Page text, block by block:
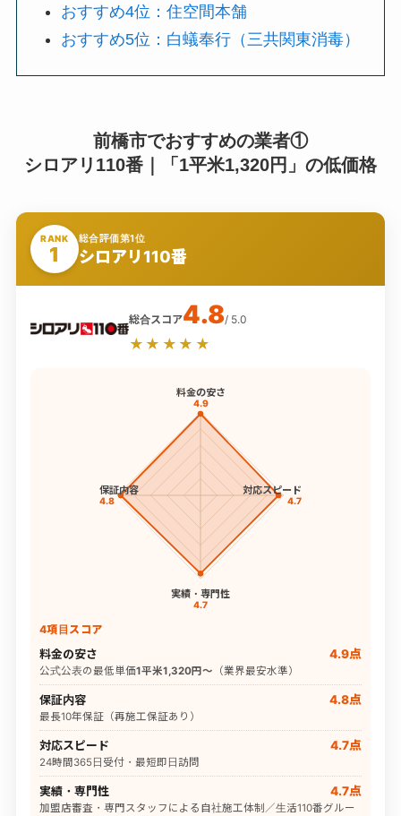
おすすめ4位：住空間本舗
おすすめ5位：白蟻奉行（三共関東消毒）
前橋市でおすすめの業者①
シロアリ110番｜「1平米1,320円」の低価格
RANK
1
総合評価第1位
シロアリ110番
総合スコア4.8/ 5.0
★★★★★
料金の安さ
4.9
対応スピード
4.7
実績・専門性
4.7
保証内容
4.8
4項目スコア
料金の安さ 4.9点
公式公表の最低単価1平米1,320円〜 （業界最安水準）
保証内容 4.8点
最長10年保証（再施工保証あり）
対応スピード 4.7点
24時間365日受付・最短即日訪問
実績・専門性 4.7点
加盟店審査・専門スタッフによる自社施工体制／生活110番グルー